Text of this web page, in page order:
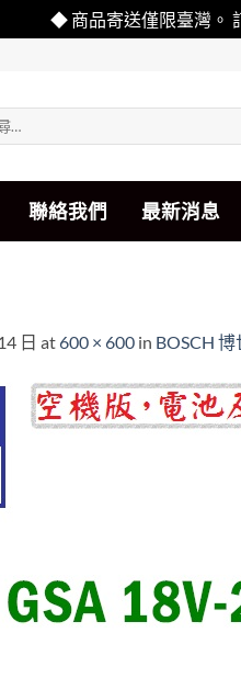
◆ 商品寄送僅限臺灣。
聯絡我們 最新消息
日 at600 × 600 in BOSCH